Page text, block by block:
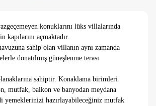
konuklarını lüks villalarında
kapılarını açmaktadır.
sahip olan villanın aynı zamanda
donatılmış güneşlenme terası
sahiptir. Konaklama birimleri
mutfak, balkon ve banyodan meydana
yemeklerinizi hazırlayabileceğiniz mutfak